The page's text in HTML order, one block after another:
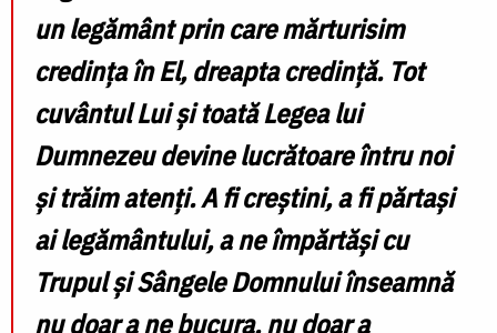
un legământ prin care mărturisim
credința în El, dreapta credință. Tot
cuvântul Lui și toată Legea lui
Dumnezeu devine lucrătoare întru noi
și trăim atenți. A fi creștini, a fi părtași
ai legământului, a ne împărtăși cu
Trupul și Sângele Domnului înseamnă
nu doar a ne bucura, nu doar a